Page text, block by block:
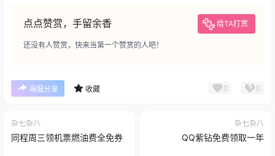
点点赞赏，手留余香 给TA打赏
还没有人赞赏，快来当第一个赞赏的人吧！
海报分享 收藏 0 0
杂七杂八
同程周三领机票燃油费全免券
杂七杂八
QQ紫钻免费领取一年